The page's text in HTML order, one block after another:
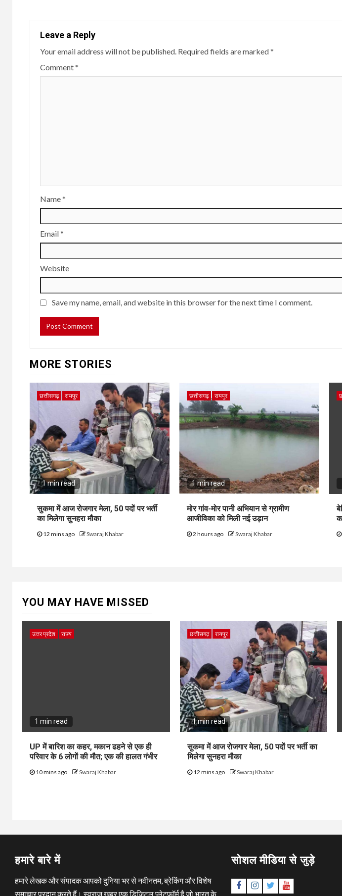
Leave a Reply
Your email address will not be published. Required fields are marked*
Comment*
Name*
Email*
Website
Save my name, email, and website in this browser for the next time I comment.
MORE STORIES
छत्तीसगढ़ रायपुर
1 min read
सुकमा में आज रोजगार मेला, 50 पदों पर भर्ती
का मिलेगा सुनहरा मौका
12 mins ago Swaraj Khabar
छत्तीसगढ़ रायपुर
1 min read
मोर गांव-मोर पानी अभियान से ग्रामीण
आजीविका को मिली नई उड़ान
2 hours ago Swaraj Khabar
YOU MAY HAVE MISSED
उत्तर प्रदेश राज्य
1 min read
UP में बारिश का कहर, मकान ढहने से एक ही
परिवार के 6 लोगों की मौत; एक की हालत गंभीर
10 mins ago Swaraj Khabar
छत्तीसगढ़ रायपुर
1 min read
सुकमा में आज रोजगार मेला, 50 पदों पर भर्ती का
मिलेगा सुनहरा मौका
12 mins ago Swaraj Khabar
हमारे बारे में
हमारे लेखक और संपादक आपको दुनिया भर से नवीनतम, ब्रेकिंग और विशेष
समाचार प्रदान करते हैं। स्वराज ख़बर एक डिजिटल प्लेटफ़ॉर्म है जो भारत के
सोशल मीडिया से जुड़े
FacebookInstagram
TwitterYouTube